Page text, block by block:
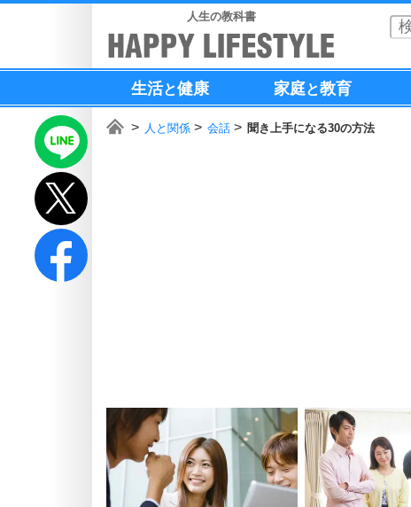
人生の教科書
生活と健康 家庭と教育
人と関係 会話 聞き上手になる30の方法